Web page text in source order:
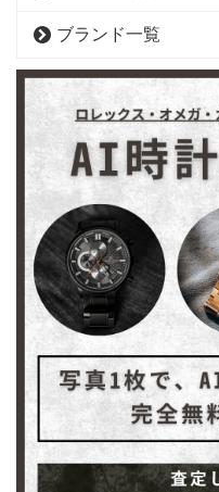
ブランド一覧